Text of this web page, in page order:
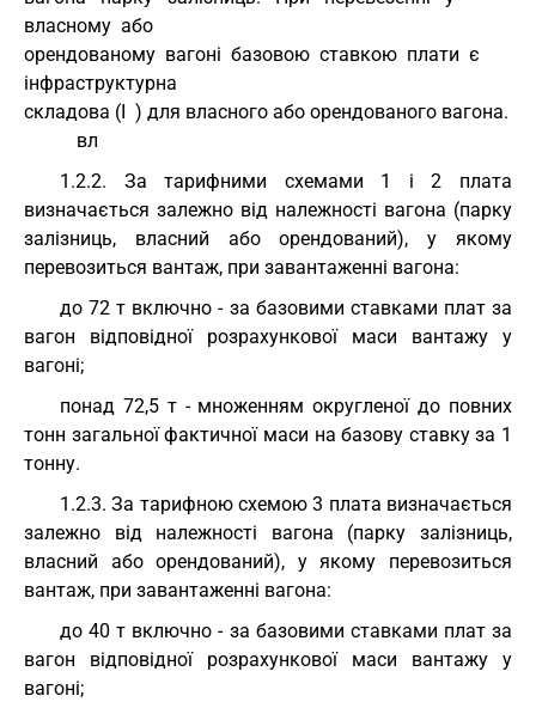
власному  або
орендованому  вагоні  базовою  ставкою  плати  є
інфраструктурна
складова (І  ) для власного або орендованого вагона.
           вл
1.2.2. За тарифними схемами 1 і 2 плата
визначається залежно від належності вагона (парку
залізниць, власний або орендований), у якому
перевозиться вантаж, при завантаженні вагона:
до 72 т включно - за базовими ставками плат за
вагон відповідної розрахункової маси вантажу у
вагоні;
понад 72,5 т - множенням округленої до повних
тонн загальної фактичної маси на базову ставку за 1
тонну.
1.2.3. За тарифною схемою 3 плата визначається
залежно від належності вагона (парку залізниць,
власний або орендований), у якому перевозиться
вантаж, при завантаженні вагона:
до 40 т включно - за базовими ставками плат за
вагон відповідної розрахункової маси вантажу у
вагоні;